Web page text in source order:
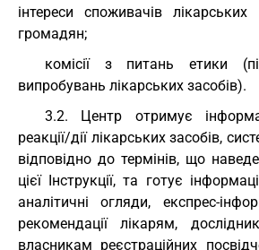
інтереси споживачів
громадян;
комісії з питань етики
випробувань лікарських засобів).
3.2. Центр отримує
реакції/дії лікарських засобів,
відповідно до термінів, що
цієї Інструкції, та готує
аналітичні огляди, експрес-
рекомендації лікарям,
власникам реєстраційних